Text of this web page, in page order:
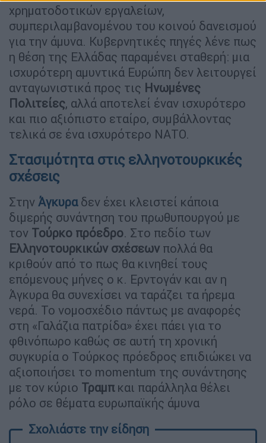
χρηματοδοτικών εργαλείων,
συμπεριλαμβανομένου του κοινού δανεισμού
για την άμυνα. Κυβερνητικές πηγές λένε πως
η θέση της Ελλάδας παραμένει σταθερή: μια
ισχυρότερη αμυντικά Ευρώπη δεν λειτουργεί
ανταγωνιστικά προς τις Ηνωμένες
Πολιτείες, αλλά αποτελεί έναν ισχυρότερο
και πιο αξιόπιστο εταίρο, συμβάλλοντας
τελικά σε ένα ισχυρότερο ΝΑΤΟ.
Στασιμότητα στις ελληνοτουρκικές
σχέσεις
Στην Άγκυρα δεν έχει κλειστεί κάποια
διμερής συνάντηση του πρωθυπουργού με
τον Τούρκο πρόεδρο. Στο πεδίο των
Ελληνοτουρκικών σχέσεων πολλά θα
κριθούν από το πως θα κινηθεί τους
επόμενους μήνες ο κ. Ερντογάν και αν η
Άγκυρα θα συνεχίσει να ταράζει τα ήρεμα
νερά. Το νομοσχέδιο πάντως με αναφορές
στη «Γαλάζια πατρίδα» έχει πάει για το
φθινόπωρο καθώς σε αυτή τη χρονική
συγκυρία ο Τούρκος πρόεδρος επιδιώκει να
αξιοποιήσει το momentum της συνάντησης
με τον κύριο Τραμπκαι παράλληλα θέλει
ρόλο σε θέματα ευρωπαϊκής άμυνα